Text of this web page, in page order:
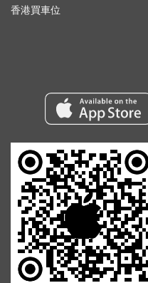
香港買車位